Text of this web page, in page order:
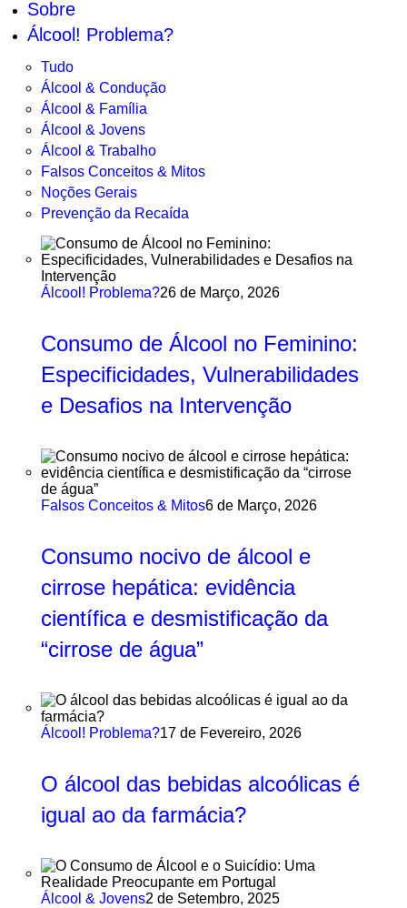
Sobre
Álcool! Problema?
Tudo
Álcool & Condução
Álcool & Família
Álcool & Jovens
Álcool & Trabalho
Falsos Conceitos & Mitos
Noções Gerais
Prevenção da Recaída
Álcool! Problema?26 de Março, 2026
Consumo de Álcool no Feminino:
Especificidades, Vulnerabilidades
e Desafios na Intervenção
Falsos Conceitos & Mitos6 de Março, 2026
Consumo nocivo de álcool e
cirrose hepática: evidência
científica e desmistificação da
“cirrose de água”
Álcool! Problema?17 de Fevereiro, 2026
O álcool das bebidas alcoólicas é
igual ao da farmácia?
Álcool & Jovens2 de Setembro, 2025